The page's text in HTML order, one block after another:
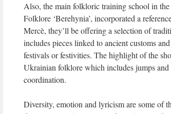
Also, the main folkloric training school in
Folklore ‘Berehynia’, incorporated a
Mercè, they’ll be offering a selection of
includes pieces linked to ancient customs
festivals or festivities. The highlight of the
Ukrainian folklore which includes jumps
coordination.
Diversity, emotion and lyricism are some of